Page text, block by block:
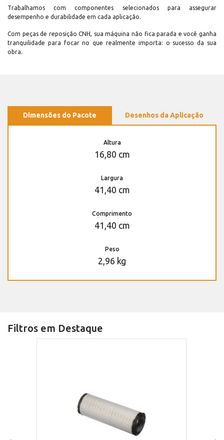
Trabalhamos com componentes selecionados para assegurar
desempenho e durabilidade em cada aplicação.
Com peças de reposição CNH, sua máquina não fica parada e você ganha
tranquilidade para focar no que realmente importa: o sucesso da sua
obra.
Dimensões do Pacote Desenhos da Aplicação
Altura
16,80 cm
Largura
41,40 cm
Comprimento
41,40 cm
Peso
2,96 kg
Filtros em Destaque